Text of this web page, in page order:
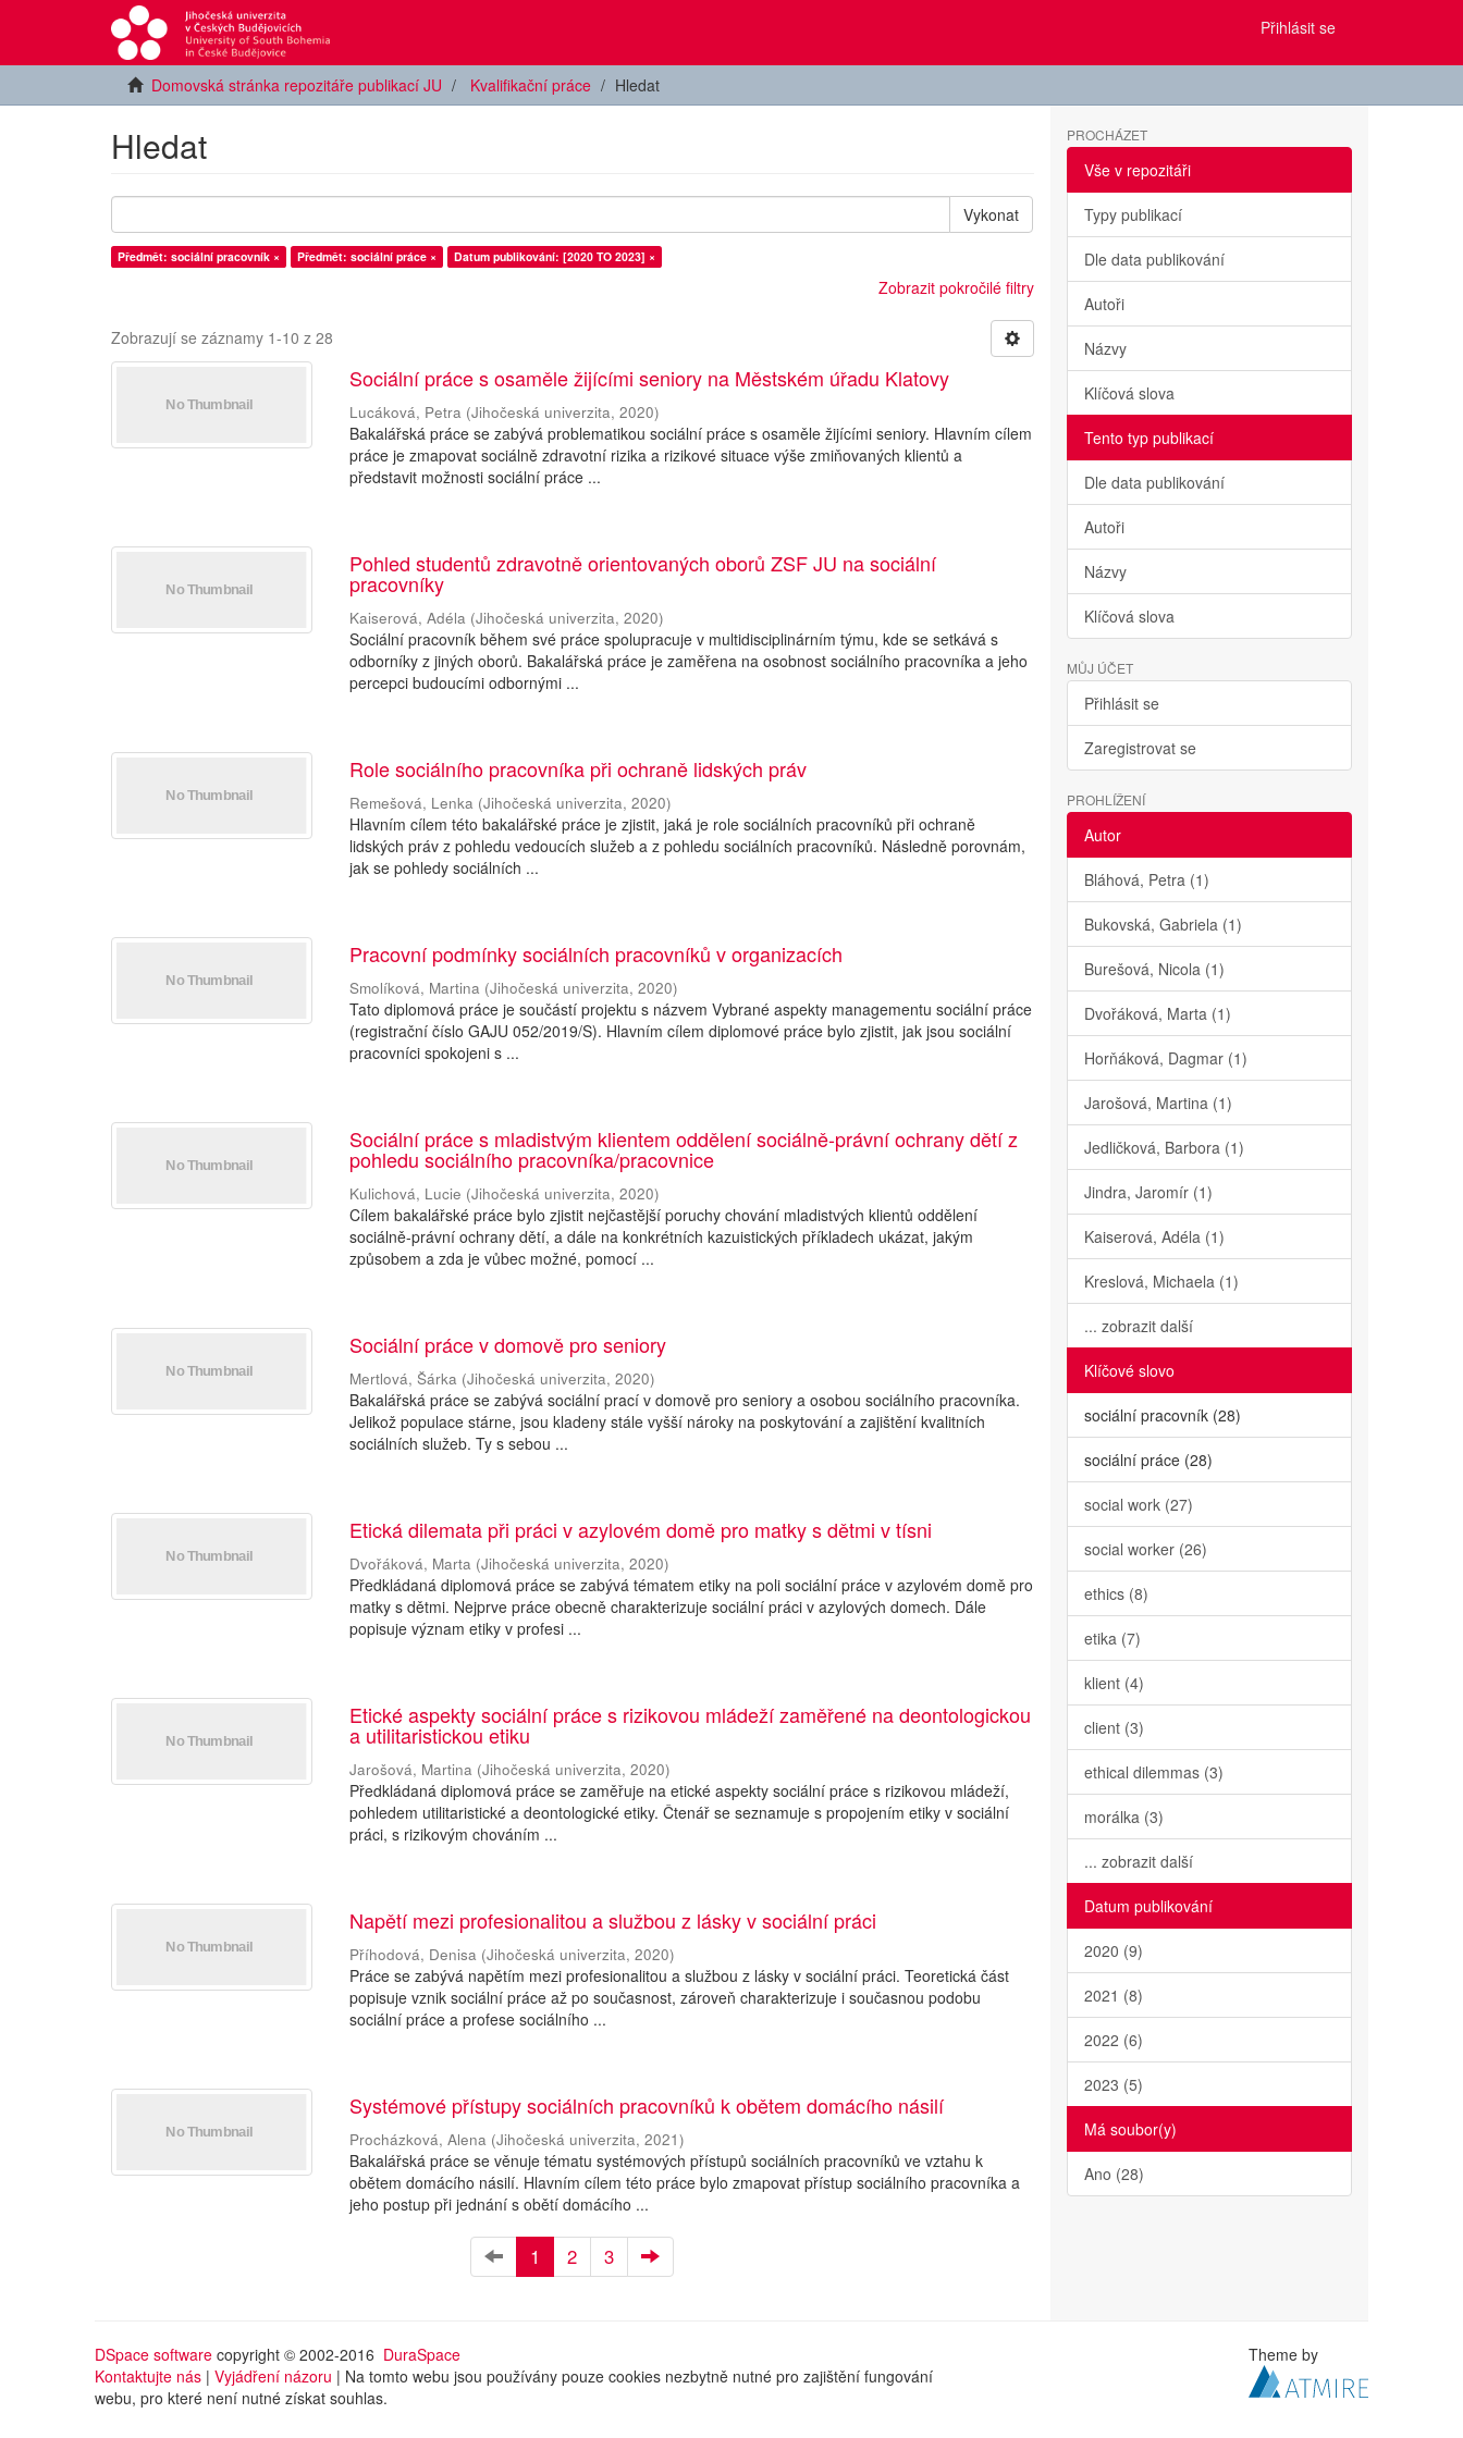
Přihlásit se
Domovská stránka repozitáře publikací JU Kvalifikační práce Hledat
Hledat
Vykonat
Předmět: sociální pracovník × Předmět: sociální práce × Datum publikování: [2020 TO 2023] ×
Zobrazit pokročilé filtry
Zobrazují se záznamy 1-10 z 28
Sociální práce s osaměle žijícími seniory na Městském úřadu Klatovy
Lucáková, Petra (Jihočeská univerzita,2020)
Bakalářská práce se zabývá problematikou sociální práce s osaměle žijícími seniory. Hlavním cílem
práce je zmapovat sociálně zdravotní rizika a rizikové situace výše zmiňovaných klientů a
představit možnosti sociální práce ...
Pohled studentů zdravotně orientovaných oborů ZSF JU na sociální
pracovníky
Kaiserová, Adéla (Jihočeská univerzita,2020)
Sociální pracovník během své práce spolupracuje v multidisciplinárním týmu, kde se setkává s
odborníky z jiných oborů. Bakalářská práce je zaměřena na osobnost sociálního pracovníka a jeho
percepci budoucími odbornými ...
Role sociálního pracovníka při ochraně lidských práv
Remešová, Lenka (Jihočeská univerzita,2020)
Hlavním cílem této bakalářské práce je zjistit, jaká je role sociálních pracovníků při ochraně
lidských práv z pohledu vedoucích služeb a z pohledu sociálních pracovníků. Následně porovnám,
jak se pohledy sociálních ...
Pracovní podmínky sociálních pracovníků v organizacích
Smolíková, Martina (Jihočeská univerzita,2020)
Tato diplomová práce je součástí projektu s názvem Vybrané aspekty managementu sociální práce
(registrační číslo GAJU 052/2019/S). Hlavním cílem diplomové práce bylo zjistit, jak jsou sociální
pracovníci spokojeni s ...
Sociální práce s mladistvým klientem oddělení sociálně-právní ochrany dětí z
pohledu sociálního pracovníka/pracovnice
Kulichová, Lucie (Jihočeská univerzita,2020)
Cílem bakalářské práce bylo zjistit nejčastější poruchy chování mladistvých klientů oddělení
sociálně-právní ochrany dětí, a dále na konkrétních kazuistických příkladech ukázat, jakým
způsobem a zda je vůbec možné, pomocí ...
Sociální práce v domově pro seniory
Mertlová, Šárka (Jihočeská univerzita,2020)
Bakalářská práce se zabývá sociální prací v domově pro seniory a osobou sociálního pracovníka.
Jelikož populace stárne, jsou kladeny stále vyšší nároky na poskytování a zajištění kvalitních
sociálních služeb. Ty s sebou ...
Etická dilemata při práci v azylovém domě pro matky s dětmi v tísni
Dvořáková, Marta (Jihočeská univerzita,2020)
Předkládaná diplomová práce se zabývá tématem etiky na poli sociální práce v azylovém domě pro
matky s dětmi. Nejprve práce obecně charakterizuje sociální práci v azylových domech. Dále
popisuje význam etiky v profesi ...
Etické aspekty sociální práce s rizikovou mládeží zaměřené na deontologickou
a utilitaristickou etiku
Jarošová, Martina (Jihočeská univerzita,2020)
Předkládaná diplomová práce se zaměřuje na etické aspekty sociální práce s rizikovou mládeží,
pohledem utilitaristické a deontologické etiky. Čtenář se seznamuje s propojením etiky v sociální
práci, s rizikovým chováním ...
Napětí mezi profesionalitou a službou z lásky v sociální práci
Příhodová, Denisa (Jihočeská univerzita,2020)
Práce se zabývá napětím mezi profesionalitou a službou z lásky v sociální práci. Teoretická část
popisuje vznik sociální práce až po současnost, zároveň charakterizuje i současnou podobu
sociální práce a profese sociálního ...
Systémové přístupy sociálních pracovníků k obětem domácího násilí
Procházková, Alena (Jihočeská univerzita,2021)
Bakalářská práce se věnuje tématu systémových přístupů sociálních pracovníků ve vztahu k
obětem domácího násilí. Hlavním cílem této práce bylo zmapovat přístup sociálního pracovníka a
jeho postup při jednání s obětí domácího ...
1 2 3
PROCHÁZET
Vše v repozitáři
Typy publikací
Dle data publikování
Autoři
Názvy
Klíčová slova
Tento typ publikací
Dle data publikování
Autoři
Názvy
Klíčová slova
MŮJ ÚČET
Přihlásit se
Zaregistrovat se
PROHLÍŽENÍ
Autor
Bláhová, Petra (1)
Bukovská, Gabriela (1)
Burešová, Nicola (1)
Dvořáková, Marta (1)
Horňáková, Dagmar (1)
Jarošová, Martina (1)
Jedličková, Barbora (1)
Jindra, Jaromír (1)
Kaiserová, Adéla (1)
Kreslová, Michaela (1)
... zobrazit další
Klíčové slovo
sociální pracovník (28)
sociální práce (28)
social work (27)
social worker (26)
ethics (8)
etika (7)
klient (4)
client (3)
ethical dilemmas (3)
morálka (3)
... zobrazit další
Datum publikování
2020 (9)
2021 (8)
2022 (6)
2023 (5)
Má soubor(y)
Ano (28)
DSpace software copyright © 2002-2016 DuraSpace
Kontaktujte nás | Vyjádření názoru | Na tomto webu jsou používány pouze cookies nezbytně nutné pro zajištění fungování
webu, pro které není nutné získat souhlas.
Theme by